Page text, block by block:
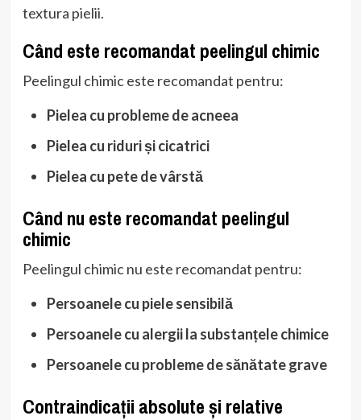
textura pielii.
Când este recomandat peelingul chimic
Peelingul chimic este recomandat pentru:
Pielea cu probleme de acneea
Pielea cu riduri și cicatrici
Pielea cu pete de vârstă
Când nu este recomandat peelingul
chimic
Peelingul chimic nu este recomandat pentru:
Persoanele cu piele sensibilă
Persoanele cu alergii la substanțele chimice
Persoanele cu probleme de sănătate grave
Contraindicații absolute și relative